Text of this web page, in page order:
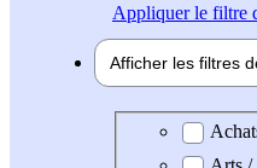
Appliquerle filtre
Afficher les filtres
Domaine